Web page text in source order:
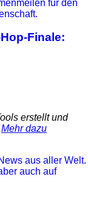
Finale:
erstellt und
Mehr dazu